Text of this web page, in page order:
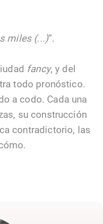
miles (...)”.
fancy, y del
todo pronóstico.
a codo. Cada una
su construcción
contradictorio, las